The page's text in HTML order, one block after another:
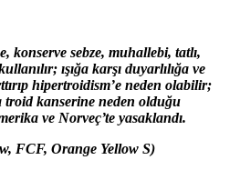
konserve sebze, muhallebi, tatlı,
ışığa karşı duyarlılığa ve
hipertroidism’e neden olabilir;
troid kanserine neden olduğu
ve Norveç’te yasaklandı.
FCF, Orange Yellow S)